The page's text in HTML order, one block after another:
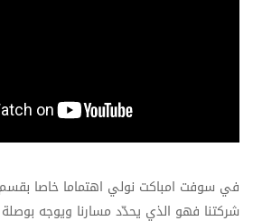
في سوفت امباكت نولي اهتماما خاصا
شركتنا فهو الذي يحدّد مسارنا ويوجه